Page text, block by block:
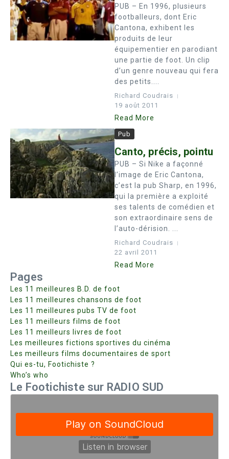
PUB – En 1996, plusieurs
footballeurs, dont Eric
Cantona, exhibent les
produits de leur
équipementier en parodiant
une partie de foot. Un clip
d’un genre nouveau qui fera
des petits....
Richard Coudrais
19 août 2011
Read More
Pub
Canto, précis, pointu
PUB – Si Nike a façonné
l’image de Eric Cantona,
c’est la pub Sharp, en 1996,
qui la première a exploité
ses talents de comédien et
son extraordinaire sens de
l’auto-dérision. ...
Richard Coudrais
22 avril 2011
Read More
Pages
Les 11 meilleures B.D. de foot
Les 11 meilleures chansons de foot
Les 11 meilleures pubs TV de foot
Les 11 meilleurs films de foot
Les 11 meilleurs livres de foot
Les meilleures fictions sportives du cinéma
Les meilleurs films documentaires de sport
Qui es-tu, Footichiste ?
Who’s who
Le Footichiste sur RADIO SUD